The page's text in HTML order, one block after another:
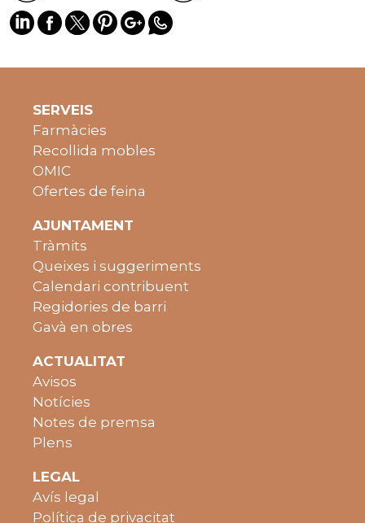
SERVEIS
Farmàcies
Recollida mobles
OMIC
Ofertes de feina
AJUNTAMENT
Tràmits
Queixes i suggeriments
Calendari contribuent
Regidories de barri
Gavà en obres
ACTUALITAT
Avisos
Notícies
Notes de premsa
Plens
LEGAL
Avís legal
Política de privacitat